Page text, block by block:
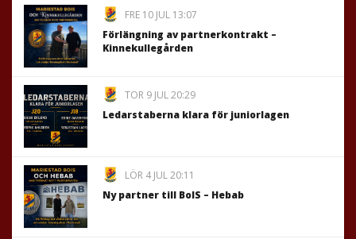
FRE 10 JUL 13:07
Förlängning av partnerkontrakt –
Kinnekullegården
TOR 9 JUL 20:29
Ledarstaberna klara för juniorlagen
LÖR 4 JUL 20:11
Ny partner till BoIS – Hebab